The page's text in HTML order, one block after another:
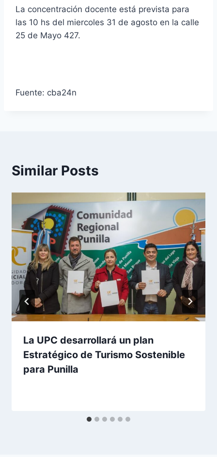
La concentración docente está prevista para
las 10 hs del miercoles 31 de agosto en la calle
25 de Mayo 427.
Fuente: cba24n
Similar Posts
La UPC desarrollará un plan
Estratégico de Turismo Sostenible
para Punilla